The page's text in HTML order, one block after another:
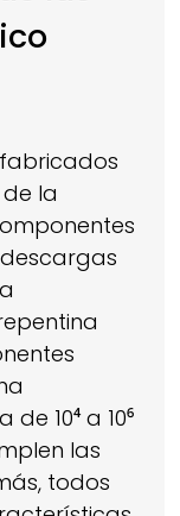
fabricados
la
10⁴ a 10⁶
las
todos